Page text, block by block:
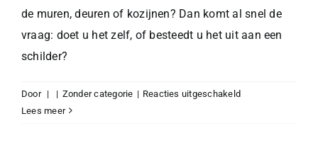
de muren, deuren of kozijnen? Dan komt al snel de
vraag: doet u het zelf, of besteedt u het uit aan een
schilder?
Door | | Zonder categorie | Reacties uitgeschakeldvoor
Lees meer